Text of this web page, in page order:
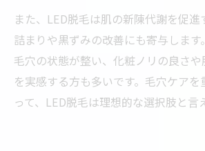
また、LED脱毛は肌の新陳代謝を促
詰まりや黒ずみの改善にも寄与します
毛穴の状態が整い、化粧ノリの良さ
を実感する方も多いです。毛穴ケアを
って、LED脱毛は理想的な選択肢と言